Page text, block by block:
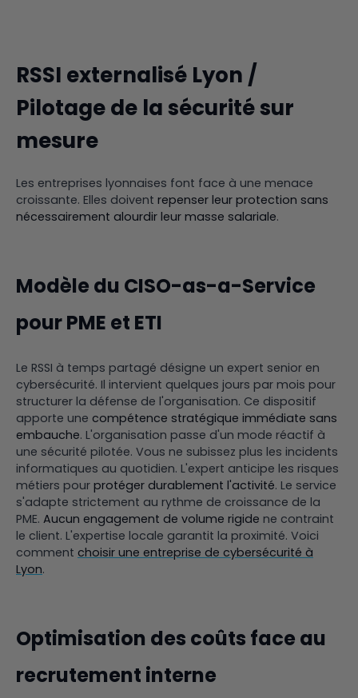
RSSI externalisé Lyon /
Pilotage de la sécurité sur
mesure
Les entreprises lyonnaises font face à une menace
croissante. Elles doivent repenser leur protection sans
nécessairement alourdir leur masse salariale.
Modèle du CISO-as-a-Service
pour PME et ETI
Le RSSI à temps partagé désigne un expert senior en
cybersécurité. Il intervient quelques jours par mois pour
structurer la défense de l'organisation. Ce dispositif
apporte une compétence stratégique immédiate sans
embauche. L'organisation passe d'un mode réactif à
une sécurité pilotée. Vous ne subissez plus les incidents
informatiques au quotidien. L'expert anticipe les risques
métiers pour protéger durablement l'activité. Le service
s'adapte strictement au rythme de croissance de la
PME. Aucun engagement de volume rigide ne contraint
le client. L'expertise locale garantit la proximité. Voici
comment choisir une entreprise de cybersécurité à
Lyon.
Optimisation des coûts face au
recrutement interne